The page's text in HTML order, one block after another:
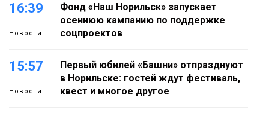
16:39
Новости
Фонд «Наш Норильск» запускает
осеннюю кампанию по поддержке
соцпроектов
15:57
Новости
Первый юбилей «Башни» отпразднуют
в Норильске: гостей ждут фестиваль,
квест и многое другое